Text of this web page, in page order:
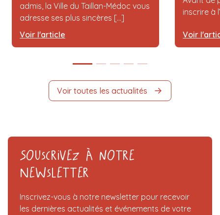
admis, la Ville du Taillan-Médoc vous
adresse ses plus sincères [...]
Voir l'article
inscrire à
Voir
Voir toutes les actualités
Souscrivez à notre
Newsletter
Inscrivez-vous à notre newsletter pour recevoir
les dernières actualités et événements de votre